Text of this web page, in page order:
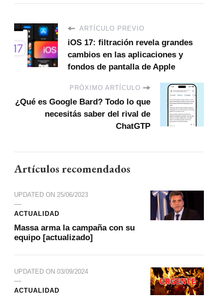
ARTÍCULO PREVIO
iOS 17: filtración revela grandes
cambios en las aplicaciones y
fondos de pantalla de Apple
PRÓXIMO ARTÍCULO
¿Qué es Google Bard? Todo lo que
necesitás saber del rival de
ChatGTP
Artículos recomendados
UPDATED ON 25/06/2023
ACTUALIDAD
Massa arma la campaña con su
equipo [actualizado]
UPDATED ON 03/09/2024
ACTUALIDAD